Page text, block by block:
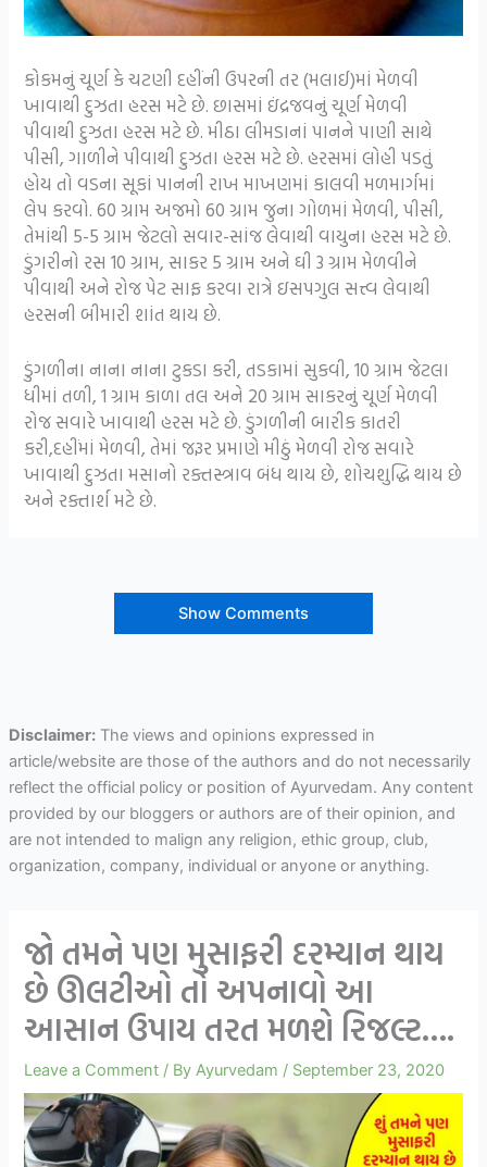
કોકમનું ચૂર્ણ કે ચટણી દહીંની ઉપરની તર (મલાઈ)માં મેળવી
ખાવાથી દુઝતા હરસ મટે છે. છાસમાં ઇંદ્રજવનું ચૂર્ણ મેળવી
પીવાથી દુઝતા હરસ મટે છે. મીઠા લીમડાનાં પાનને પાણી સાથે
પીસી, ગાળીને પીવાથી દુઝતા હરસ મટે છે. હરસમાં લોહી પડતું
હોય તો વડના સૂકાં પાનની રાખ માખણમાં કાલવી મળમાર્ગમાં
લેપ કરવો. 60 ગ્રામ અજમો 60 ગ્રામ જુના ગોળમાં મેળવી, પીસી,
તેમાંથી 5-5 ગ્રામ જેટલો સવાર-સાંજ લેવાથી વાયુના હરસ મટે છે.
ડુંગરીનો રસ 10 ગ્રામ, સાકર 5 ગ્રામ અને ઘી 3 ગ્રામ મેળવીને
પીવાથી અને રોજ પેટ સાફ કરવા રાત્રે ઇસપગુલ સત્ત્વ લેવાથી
હરસની બીમારી શાંત થાય છે.
ડુંગળીના નાના નાના ટુકડા કરી, તડકામાં સુકવી, 10 ગ્રામ જેટલા
ધીમાં તળી, 1 ગ્રામ કાળા તલ અને 20 ગ્રામ સાકરનું ચૂર્ણ મેળવી
રોજ સવારે ખાવાથી હરસ મટે છે. ડુંગળીની બારીક કાતરી
કરી,દહીંમાં મેળવી, તેમાં જરૂર પ્રમાણે મીઠું મેળવી રોજ સવારે
ખાવાથી દુઝતા મસાનો રક્તસ્ત્રાવ બંધ થાય છે, શોચશુદ્ધિ થાય છે
અને રક્તાર્શ મટે છે.
Show Comments
Disclaimer:The views and opinions expressed in
article/website are those of the authors and do not necessarily
reflect the official policy or position of Ayurvedam. Any content
provided by our bloggers or authors are of their opinion, and
are not intended to malign any religion, ethic group, club,
organization, company, individual or anyone or anything.
જો તમને પણ મુસાફરી દરમ્યાન થાય
છે ઊલટીઓ તો અપનાવો આ
આસાન ઉપાય તરત મળશે રિજલ્ટ….
Leave a Comment / ByAyurvedam / September 23, 2020